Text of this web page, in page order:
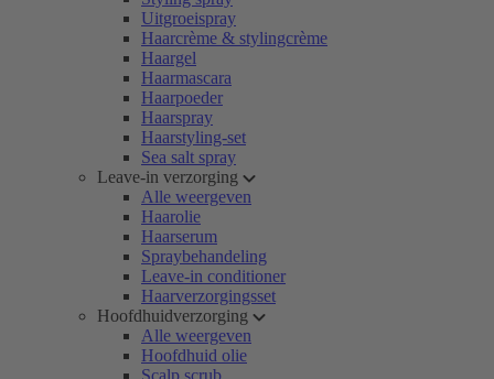
Uitgroeispray
Haarcrème & stylingcrème
Haargel
Haarmascara
Haarpoeder
Haarspray
Haarstyling-set
Sea salt spray
Leave-in verzorging
Alle weergeven
Haarolie
Haarserum
Spraybehandeling
Leave-in conditioner
Haarverzorgingsset
Hoofdhuidverzorging
Alle weergeven
Hoofdhuid olie
Scalp scrub